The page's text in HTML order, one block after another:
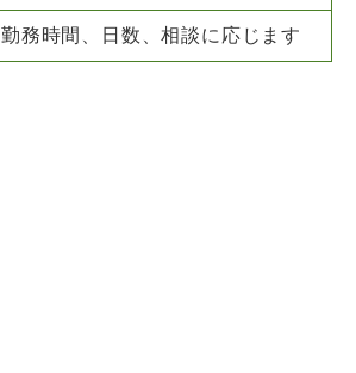
勤務時間、日数、相談に応じます